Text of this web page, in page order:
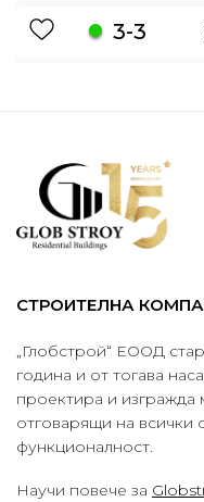
3-3
СТРОИТЕЛНА
„Глобстрой“ ЕООД
година и от тогава
проектира и
отговарящи на всички
функционалност.
Научи повече за